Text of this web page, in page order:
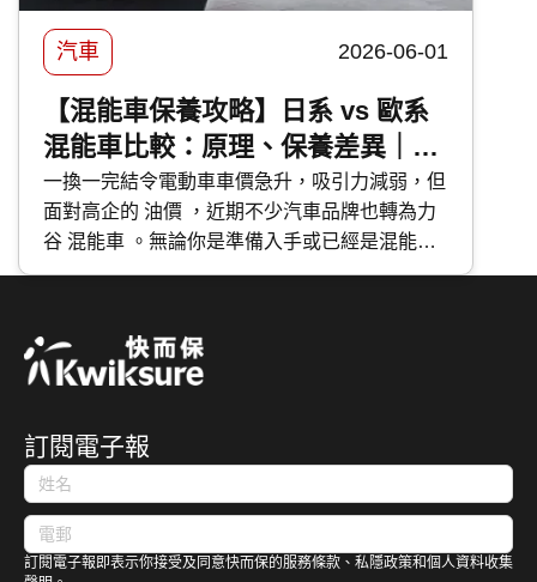
汽車 2026-06-01
【混能車保養攻略】日系 vs 歐系
混能車比較：原理、保養差異｜維
修成本分析
一換一完結令電動車車價急升，吸引力減弱，但
面對高企的 油價 ，近期不少汽車品牌也轉為力
谷 混能車 。無論你是準備入手或已經是混能車
主，應該如何分辨不同種類的混能車？應該如何
歐系混能車特點及混能車保養攻略。
訂閱電子報
訂閱電子報即表示你接受及同意快而保的服務條款、私隱政策和個人資料收集